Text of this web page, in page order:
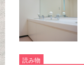
読み物